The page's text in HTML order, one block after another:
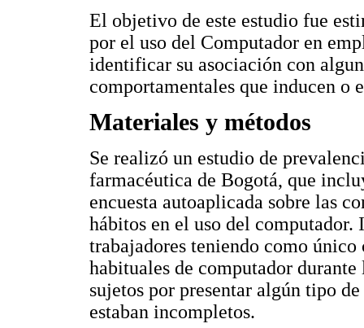
El objetivo de este estudio fue
por el uso del Computador en
identificar su asociación con
comportamentales que inducen o
Materiales y métodos
Se realizó un estudio de
farmacéutica de Bogotá, que
encuesta autoaplicada sobre las
hábitos en el uso del
trabajadores teniendo como
habituales de computador
sujetos por presentar algún tipo
estaban incompletos.